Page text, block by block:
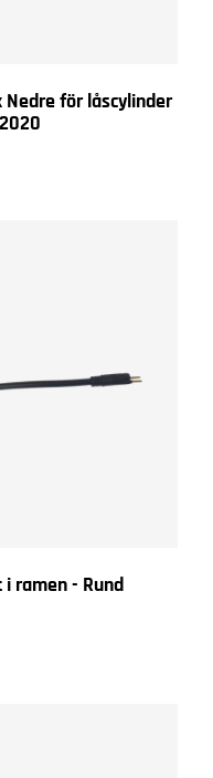
Nedre för låscylinder
ramen - Rund